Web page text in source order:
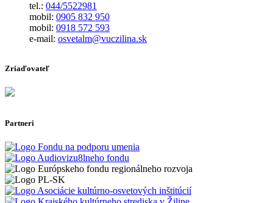
tel.: 044/5522981
mobil: 0905 832 950
mobil: 0918 572 593
e-mail: osvetalm@vuczilina.sk
Zriaďovateľ
Partneri